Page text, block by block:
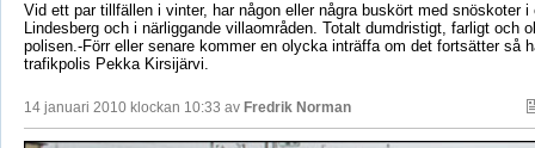
Vid ett par tillfällen i vinter, har någon eller några buskört med snöskoter i
Lindesberg och i närliggande villaområden. Totalt dumdristigt, farligt och
polisen.-Förr eller senare kommer en olycka inträffa om det fortsätter så
trafikpolis Pekka Kirsijärvi.
14 januari 2010 klockan 10:33 av Fredrik Norman